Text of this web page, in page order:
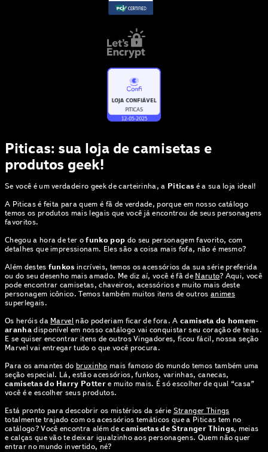
Piticas: sua loja de camisetas e
produtos geek!
Se você é um verdadeiro geek de carteirinha, a Piticas é a sua loja ideal!
A Piticas é feita para quem é fã de verdade, porque em nosso catálogo
temos os produtos mais legais que você já encontrou de seus personagens
favoritos.
Chegou a hora de ter ofunko pop do seu personagem favorito, com
detalhes que impressionam. Eles são a coisa mais fofa, não é mesmo?
Além destes funkos incríveis, temos os acessórios da sua série preferida
ou do seu desenho mais amado. Me diz aí, você é fã de Naruto? Aqui, você
pode encontrar camisetas, chaveiros, acessórios e muito mais deste
personagem icônico. Temos também muitos itens de outros animes
superlegais.
Os heróis da Marvel não poderiam ficar de fora. Acamiseta do homem-
aranhadisponível em nosso catálogo vai conquistar seu coração de teias.
E se quiser encontrar itens de outros Vingadores, ficou fácil, nossa seção
Marvel vai entregar tudo o que você procura.
Para os amantes dobruxinho mais famoso do mundo temos também uma
seção especial. Lá, estão acessórios, funkos, varinhas, canecas,
camisetas do Harry Potter e muito mais. É só escolher de qual “casa”
você é e escolher seus produtos.
Está pronto para descobrir os mistérios da série Stranger Things
totalmente trajado com os acessórios temáticos que a Piticas tem no
catálogo? Você encontra além decamisetas de Stranger Things, meias
e calças que vão te deixar igualzinho aos personagens. Quem não quer
entrar no mundo invertido, né?